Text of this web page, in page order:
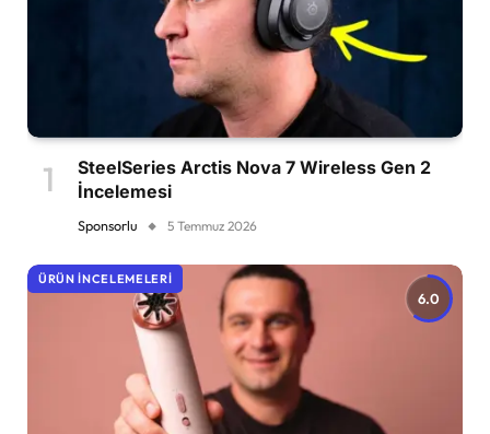
SteelSeries Arctis Nova 7 Wireless Gen 2
İncelemesi
Sponsorlu 5 Temmuz 2026
6.0
ÜRÜN İNCELEMELERI